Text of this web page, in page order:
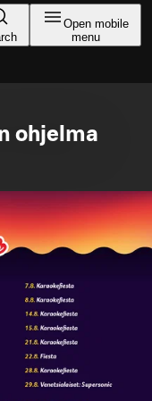
Open mobile
menu
ohjelma